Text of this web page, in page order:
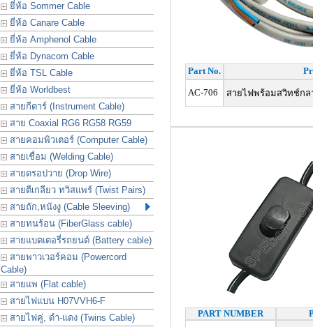
ยี่ห้อ Sommer Cable
ยี่ห้อ Canare Cable
ยี่ห้อ Amphenol Cable
ยี่ห้อ Dynacom Cable
ยี่ห้อ TSL Cable
ยี่ห้อ Worldbest
สายกีตาร์ (Instrument Cable)
สาย Coaxial RG6 RG58 RG59
สายคอมพิวเตอร์ (Computer Cable)
สายเชื่อม (Welding Cable)
สายดรอปวาย (Drop Wire)
สายตีเกลียว ทวิสแพร์ (Twist Pairs)
สายถัก,หนังงู (Cable Sleeving)
สายทนร้อน (FiberGlass cable)
สายแบตเตอรี่รถยนต์ (Battery cable)
สายพาวเวอร์คอม (Powercord
Cable)
สายแพ (Flat cable)
สายไฟแบน H07VVH6-F
สายไฟคู่, ดำ-แดง (Twins Cable)
Part No.
AC-706 สายไฟพร้อมสวิทช์กลา
PART NUMBER